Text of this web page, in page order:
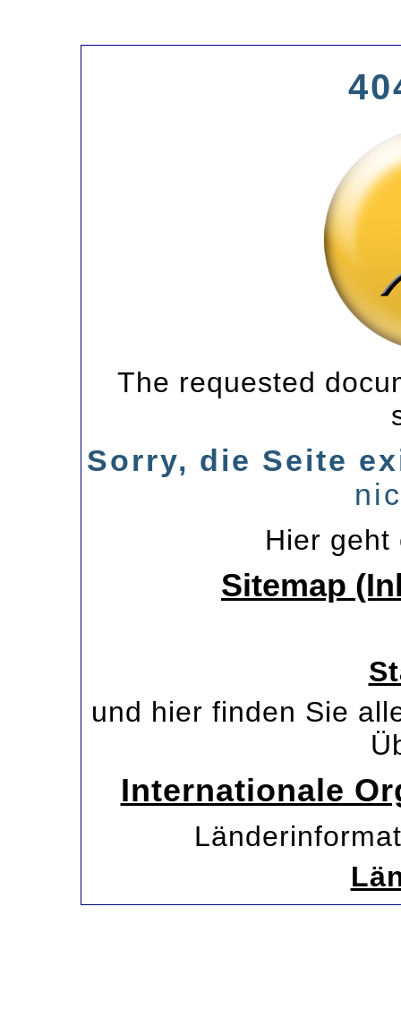
The requested
Sorry, die Seite
Hier geht
Sitemap
und hier finden Sie
Internationale